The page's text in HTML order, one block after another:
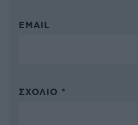
EMAIL
ΣΧΌΛΙΟ *